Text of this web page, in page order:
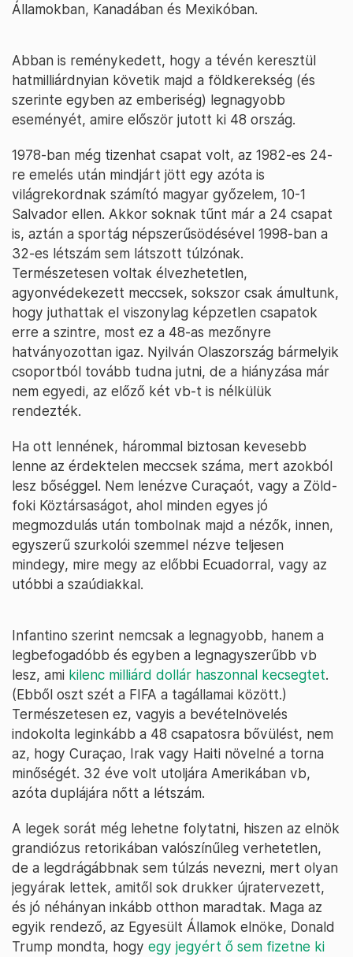
Államokban, Kanadában és Mexikóban.
Abban is reménykedett, hogy a tévén keresztül
hatmilliárdnyian követik majd a földkerekség (és
szerinte egyben az emberiség) legnagyobb
eseményét, amire először jutott ki 48 ország.
1978-ban még tizenhat csapat volt, az 1982-es 24-
re emelés után mindjárt jött egy azóta is
világrekordnak számító magyar győzelem, 10-1
Salvador ellen. Akkor soknak tűnt már a 24 csapat
is, aztán a sportág népszerűsödésével 1998-ban a
32-es létszám sem látszott túlzónak.
Természetesen voltak élvezhetetlen,
agyonvédekezett meccsek, sokszor csak ámultunk,
hogy juthattak el viszonylag képzetlen csapatok
erre a szintre, most ez a 48-as mezőnyre
hatványozottan igaz. Nyilván Olaszország bármelyik
csoportból tovább tudna jutni, de a hiányzása már
nem egyedi, az előző két vb-t is nélkülük
rendezték.
Ha ott lennének, hárommal biztosan kevesebb
lenne az érdektelen meccsek száma, mert azokból
lesz bőséggel. Nem lenézve Curaçaót, vagy a Zöld-
foki Köztársaságot, ahol minden egyes jó
megmozdulás után tombolnak majd a nézők, innen,
egyszerű szurkolói szemmel nézve teljesen
mindegy, mire megy az előbbi Ecuadorral, vagy az
utóbbi a szaúdiakkal.
Infantino szerint nemcsak a legnagyobb, hanem a
legbefogadóbb és egyben a legnagyszerűbb vb
lesz, ami kilenc milliárd dollár haszonnal kecsegtet.
(Ebből oszt szét a FIFA a tagállamai között.)
Természetesen ez, vagyis a bevételnövelés
indokolta leginkább a 48 csapatosra bővülést, nem
az, hogy Curaçao, Irak vagy Haiti növelné a torna
minőségét. 32 éve volt utoljára Amerikában vb,
azóta duplájára nőtt a létszám.
A legek sorát még lehetne folytatni, hiszen az elnök
grandiózus retorikában valószínűleg verhetetlen,
de a legdrágábbnak sem túlzás nevezni, mert olyan
jegyárak lettek, amitől sok drukker újratervezett,
és jó néhányan inkább otthon maradtak. Maga az
egyik rendező, az Egyesült Államok elnöke, Donald
Trump mondta, hogy egy jegyért ő sem fizetne ki